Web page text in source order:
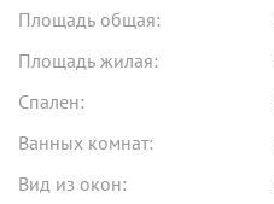
Площадь общая:
Площадь жилая:
Спален:
Ванных комнат:
Вид из окон: